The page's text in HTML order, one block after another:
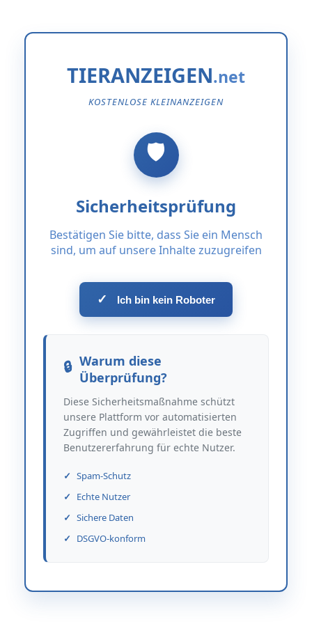
TIERANZEIGEN
KOSTENLOSE KLEINANZEIGEN
Sicherheitsprüfung
Bestätigen Sie bitte, dass Sie ein Mensch
sind, um auf unsere Inhalte zuzugreifen
✓ Ich bin kein Roboter
Warum diese
Überprüfung?
Diese Sicherheitsmaßnahme schützt
unsere Plattform vor automatisierten
Zugriffen und gewährleistet die beste
Benutzererfahrung für echte Nutzer.
Spam-Schutz
Echte Nutzer
Sichere Daten
DSGVO-konform